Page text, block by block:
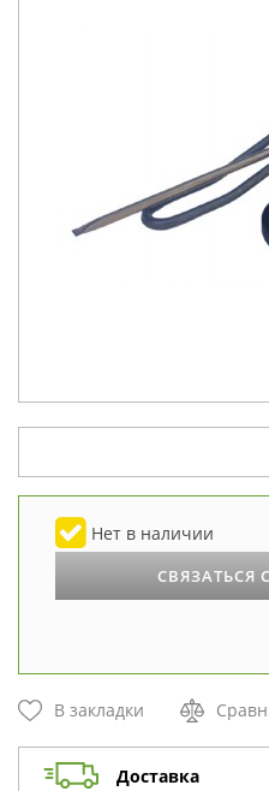
Нет в наличии
СВЯЗАТЬСЯ
В закладки
Доставка